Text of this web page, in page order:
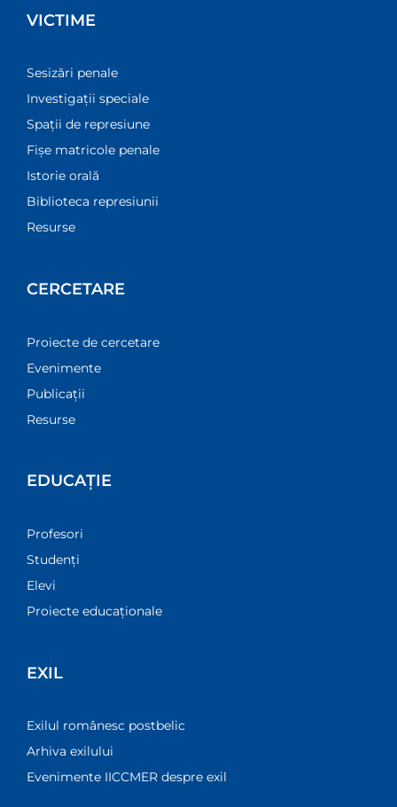
VICTIME
Sesizări penale
Investigații speciale
Spații de represiune
Fișe matricole penale
Istorie orală
Biblioteca represiunii
Resurse
CERCETARE
Proiecte de cercetare
Evenimente
Publicații
Resurse
EDUCAȚIE
Profesori
Studenți
Elevi
Proiecte educaționale
EXIL
Exilul românesc postbelic
Arhiva exilului
Evenimente IICCMER despre exil